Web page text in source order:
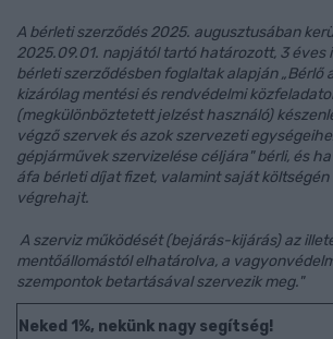
A bérleti szerződés 2025. augusztusában
2025.09.01. napjától tartó határozott, 3 éves
bérleti szerződésben foglaltak alapján „Bérlő
kizárólag mentési és rendvédelmi
(megkülönböztetett jelzést használó)
végző szervek és azok szervezeti
gépjárművek szervizelése céljára" bérli, és
áfa bérleti díjat fizet, valamint saját
végrehajt.
A szerviz működését (bejárás-kijárás) az
mentőállomástól elhatárolva, a
szempontok betartásával szervezik meg."
Neked 1%, nekünk nagy segítség!